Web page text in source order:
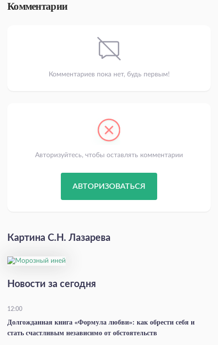
Комментарии
Комментариев пока нет, будь первым!
Авторизуйтесь, чтобы оставлять комментарии
АВТОРИЗОВАТЬСЯ
Картина С.Н. Лазарева
Новости за сегодня
12:00
Долгожданная книга «Формула любви»: как обрести себя и
стать счастливым независимо от обстоятельств